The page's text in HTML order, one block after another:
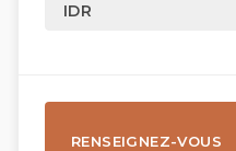
IDR
RENSEIGNEZ-VOUS